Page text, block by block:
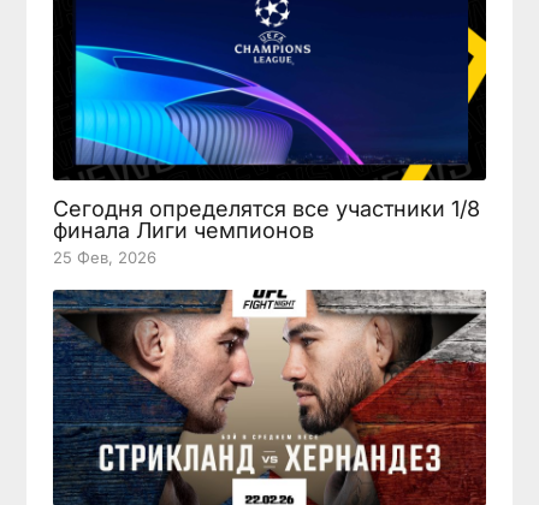
Сегодня определятся все участники 1/8
финала Лиги чемпионов
25 Фев, 2026